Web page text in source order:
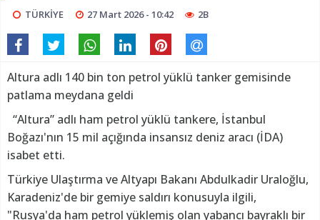
TÜRKİYE 27 Mart 2026 - 10:42 2B
Altura adlı 140 bin ton petrol yüklü tanker gemisinde
patlama meydana geldi
“Altura” adlı ham petrol yüklü tankere, İstanbul
Boğazı'nın 15 mil açığında insansız deniz aracı (İDA)
isabet etti.
Türkiye Ulaştırma ve Altyapı Bakanı Abdulkadir Uraloğlu,
Karadeniz'de bir gemiye saldırı konusuyla ilgili,
"Rusya'da ham petrol yüklemiş olan yabancı bayraklı bir